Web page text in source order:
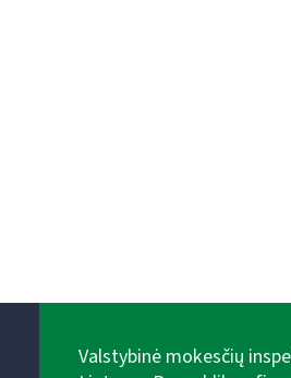
Valstybinė mokesčių